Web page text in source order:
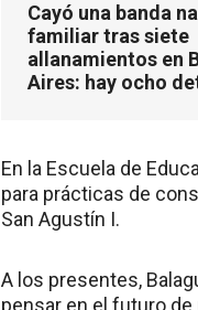
Cayó una banda
familiar tras siete
allanamientos en
Aires: hay ocho
En la Escuela de
para prácticas de
San Agustín I.
A los presentes,
pensar en el futuro